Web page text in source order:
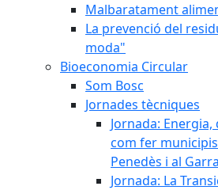
Malbaratament
La prevenció del
moda"
Bioeconomia Circular
Som Bosc
Jornades tècniques
Jornada:
com fer
Penedès i al
Jornada: La